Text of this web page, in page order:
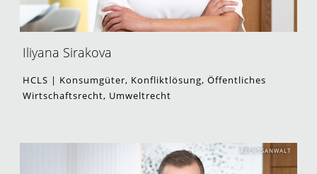
Iliyana Sirakova
HCLS | Konsumgüter, Konfliktlösung, Öffentliches
Wirtschaftsrecht, Umweltrecht
RECHTSANWALT